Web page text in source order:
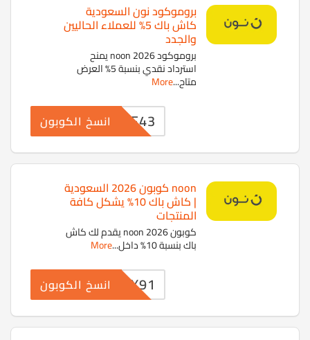
بروموكود نون السعودية
كاش باك 5% للعملاء الحاليين
والجدد
بروموكود noon 2026 يمنح
استرداد نقدي بنسبة 5% العرض
متاح...
More
RRF43 انسخ الكوبون
noon كوبون 2026 السعودية
| كاش باك 10% يشكل كافة
المنتجات
كوبون noon 2026 يقدم لك كاش
باك بنسبة 10% داخل ...
More
MXX91 انسخ الكوبون